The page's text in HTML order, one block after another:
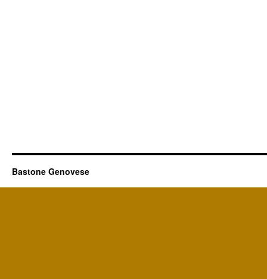
Bastone Genovese